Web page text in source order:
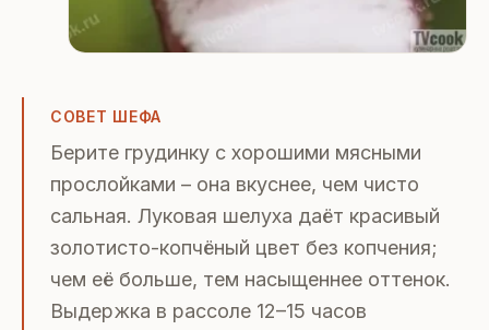
СОВЕТ ШЕФА
Берите грудинку с хорошими мясными
прослойками – она вкуснее, чем чисто
сальная. Луковая шелуха даёт красивый
золотисто-копчёный цвет без копчения;
чем её больше, тем насыщеннее оттенок.
Выдержка в рассоле 12–15 часов